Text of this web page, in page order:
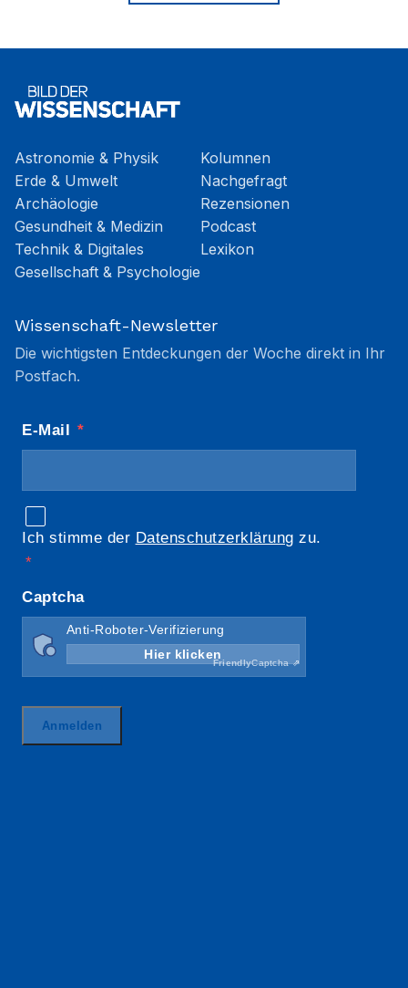
Astronomie & Physik
Erde & Umwelt
Archäologie
Gesundheit & Medizin
Technik & Digitales
Gesellschaft & Psychologie
Kolumnen
Nachgefragt
Rezensionen
Podcast
Lexikon
Wissenschaft-Newsletter
Die wichtigsten Entdeckungen der Woche direkt in Ihr
Postfach.